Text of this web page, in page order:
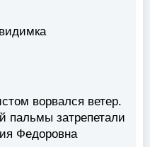
ворвался ветер.
пальмы затрепетали
Федоровна